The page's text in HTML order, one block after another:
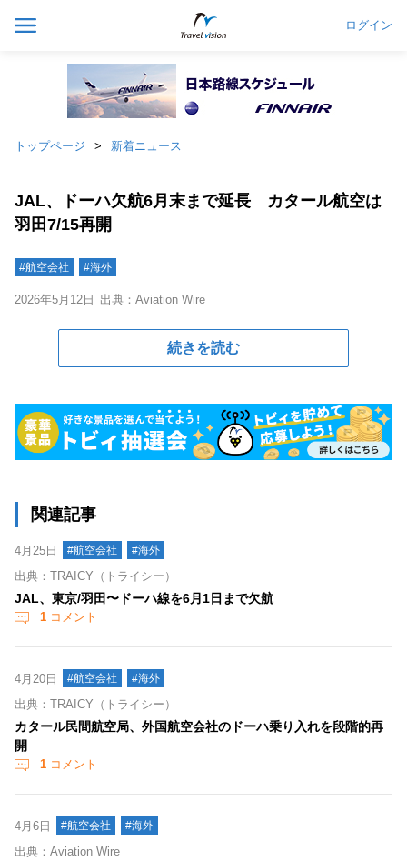
ログイン
トップページ 新着ニュース
JAL、ドーハ欠航6月末まで延長 カタール航空は
羽田7/15再開
#航空会社 #海外
2026年5月12日 出典：Aviation Wire
続きを読む
関連記事
4月25日 #航空会社 #海外
出典：TRAICY（トライシー）
JAL、東京/羽田〜ドーハ線を6月1日まで欠航
1 コメント
4月20日 #航空会社 #海外
出典：TRAICY（トライシー）
カタール民間航空局、外国航空会社のドーハ乗り入れを段階的再
開
1 コメント
4月6日 #航空会社 #海外
出典：Aviation Wire